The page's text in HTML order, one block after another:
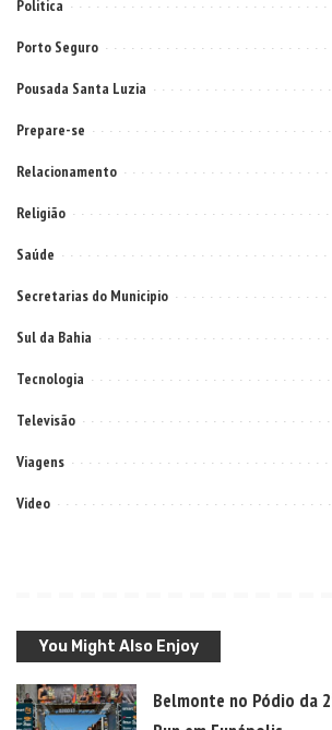
Pousada Santa Luzia
Prepare-se
Relacionamento
Religião
Saúde
Secretarias do Municipio
Sul da Bahia
Tecnologia
Televisão
Viagens
Video
Run em Eunápolis
Posted
2 de agosto